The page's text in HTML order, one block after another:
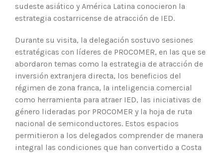
sudeste asiático y América Latina conocieron la
estrategia costarricense de atracción de IED.
Durante su visita, la delegación sostuvo sesiones
estratégicas con líderes de PROCOMER, en las que se
abordaron temas como la estrategia de atracción de
inversión extranjera directa, los beneficios del
régimen de zona franca, la inteligencia comercial
como herramienta para atraer IED, las iniciativas de
género lideradas por PROCOMER y la hoja de ruta
nacional de semiconductores. Estos espacios
permitieron a los delegados comprender de manera
integral las condiciones que han convertido a Costa